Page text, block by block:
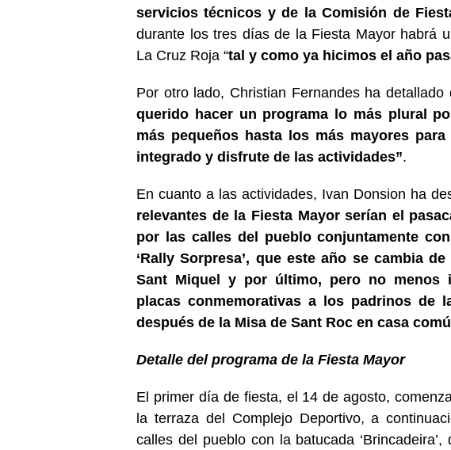
servicios técnicos y de la Comisión de
durante los tres días de la Fiesta Mayor habrá
La Cruz Roja “tal y como ya hicimos el año
Por otro lado, Christian Fernandes ha detallado
querido hacer un programa lo más plural
más pequeños hasta los más mayores
integrado y disfrute de las actividades”.
En cuanto a las actividades, Ivan Donsion ha
relevantes de la Fiesta Mayor serían el
por las calles del pueblo conjuntamente
‘Rally Sorpresa’, que este año se cambia
Sant Miquel y por último, pero no menos
placas conmemorativas a los padrinos de
después de la Misa de Sant Roc en casa
Detalle del programa de la Fiesta Mayor
El primer día de fiesta, el 14 de agosto,
la terraza del Complejo Deportivo, a
calles del pueblo con la batucada